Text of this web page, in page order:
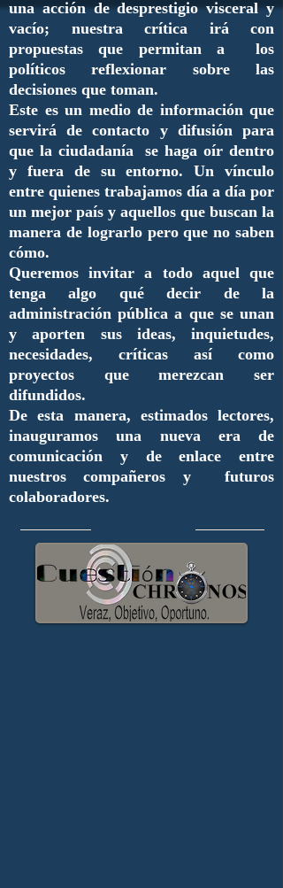
una acción de desprestigio visceral y
vacío; nuestra crítica irá con
propuestas que permitan a los
políticos reflexionar sobre las
decisiones que toman.
Este es un medio de información que
servirá de contacto y difusión para
que la ciudadanía se haga oír dentro
y fuera de su entorno. Un vínculo
entre quienes trabajamos día a día por
un mejor país y aquellos que buscan la
manera de lograrlo pero que no saben
cómo.
Queremos invitar a todo aquel que
tenga algo qué decir de la
administración pública a que se unan
y aporten sus ideas, inquietudes,
necesidades, críticas así como
proyectos que merezcan ser
difundidos.
De esta manera, estimados lectores,
inauguramos una nueva era de
comunicación y de enlace entre
nuestros compañeros y futuros
colaboradores.